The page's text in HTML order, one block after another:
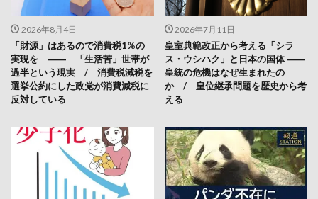
2026年8月4日
「財源」はあるので消費税1%の
実現を ―― 「生活苦」世帯が
過半という現実 / 消費税減税を
選挙公約にした政党が消費減税に
反対している
2026年7月11日
皇室典範改正から考える「シラ
ス・ウシハク」と日本の国体 ――
皇統の危機はなぜ生まれたの
か / 皇位継承問題を歴史から考
える